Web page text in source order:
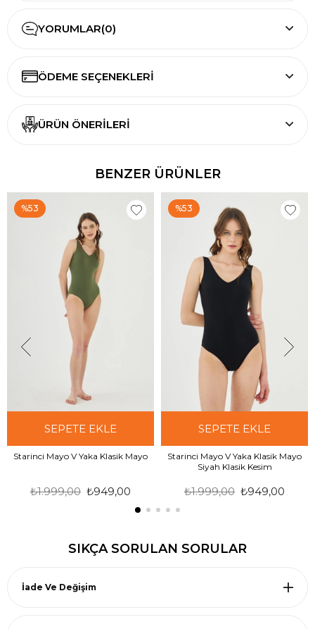
YORUMLAR(0)
ÖDEME SEÇENEKLERI
ÜRÜN ÖNERILERI
BENZER ÜRÜNLER
SEPETE EKLE
Starinci Mayo V Yaka Klasik Mayo
₺949,00
₺1.999,00
%53
SEPETE EKLE
Starinci Mayo V Yaka Klasik Mayo
Siyah Klasik Kesim
₺949,00
₺1.999,00
%53
SIKÇA SORULAN SORULAR
İade Ve Değişim